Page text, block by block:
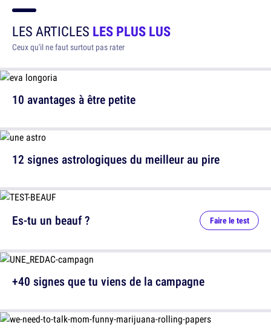
LES ARTICLES LES PLUS LUS
Ceux qu'il ne faut surtout pas rater
10 avantages à être petite
12 signes astrologiques du meilleur au pire
Es-tu un beauf ? Faire le test
+40 signes que tu viens de la campagne